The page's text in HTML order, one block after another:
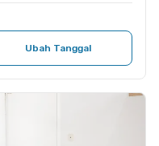
Ubah Tanggal